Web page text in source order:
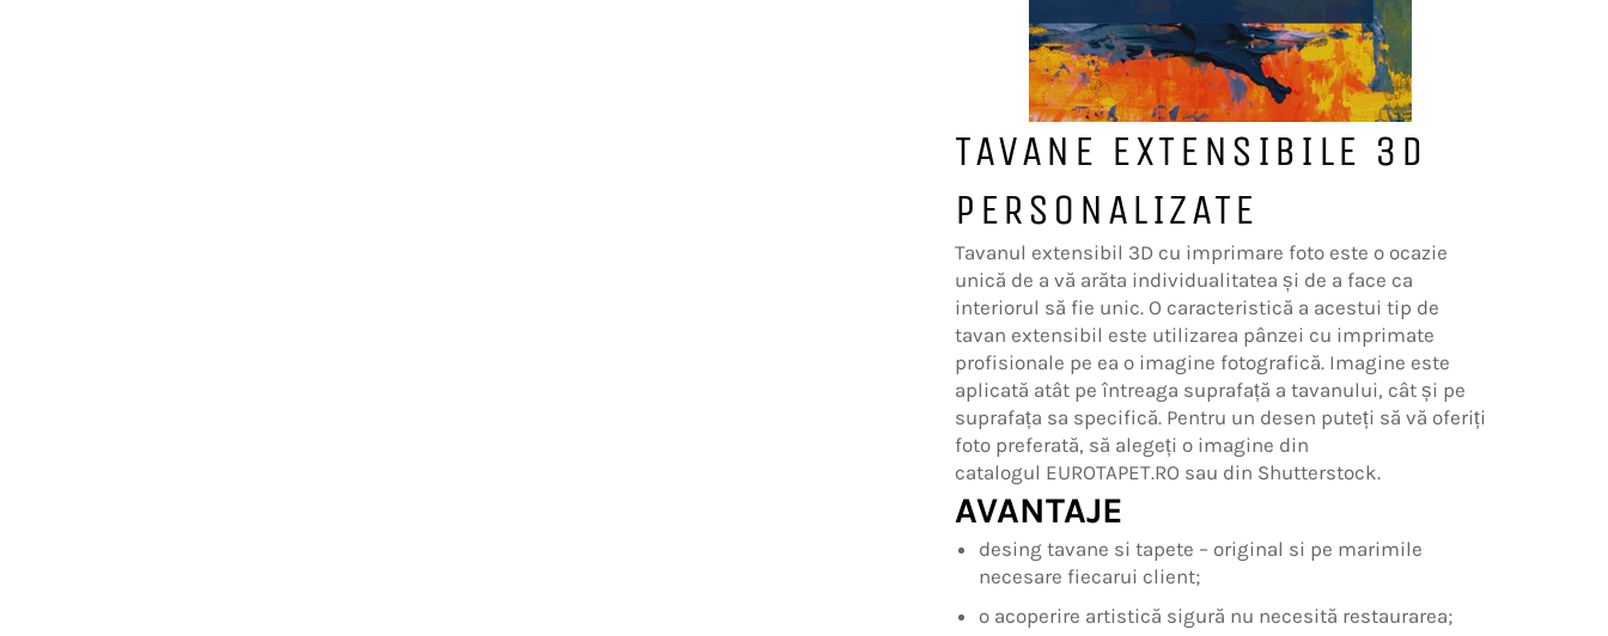
TAVANE EXTENSIBILE 3D
PERSONALIZATE
Tavanul extensibil 3D cu imprimare foto este o ocazie
unică de a vă arăta individualitatea și de a face ca
interiorul să fie unic. O caracteristică a acestui tip de
tavan extensibil este utilizarea pânzei cu imprimate
profisionale pe ea o imagine fotografică. Imagine este
aplicată atât pe întreaga suprafață a tavanului, cât și pe
suprafața sa specifică. Pentru un desen puteți să vă oferiți
foto preferată, să alegeți o imagine din
catalogul EUROTAPET.RO sau din Shutterstock.
AVANTAJE
desing tavane si tapete – original si pe marimile
necesare fiecarui client;
o acoperire artistică sigură nu necesită restaurarea;